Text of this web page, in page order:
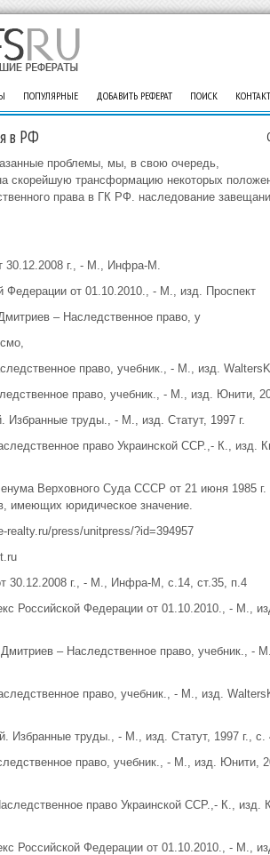
ПОПУЛЯРНЫЕ ДОБАВИТЬ РЕФЕРАТ ПОИСК
в РФ
проблемы, мы, в свою очередь,
скорейшую трансформацию некоторых
права в ГК РФ. наследование
30.12.2008 г., - М., Инфра-М.
Федерации от 01.10.2010., - М., изд. Проспект
– Наследственное право, у
право, учебник., - М., изд.
право, учебник., - М., изд. Юнити,
Избранные труды., - М., изд. Статут, 1997 г.
право Украинской ССР.,- К., изд.
Верховного Суда СССР от 21 июня 1985
имеющих юридическое значение.
realty.ru/press/unitpress/?id=394957
30.12.2008 г., - М., Инфра-М, с.14, ст.35, п.4
Российской Федерации от 01.10.2010., - М.,
– Наследственное право, учебник., -
право, учебник., - М., изд.
Избранные труды., - М., изд. Статут, 1997 г., с.
право, учебник., - М., изд. Юнити,
право Украинской ССР.,- К., изд.
Российской Федерации от 01.10.2010., - М.,